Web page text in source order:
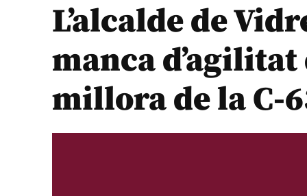
L’alcalde de
manca
millora de la C-